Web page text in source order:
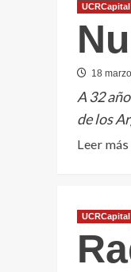
UCRCapital
18
A 32
de los
Leer más
UCRCapital